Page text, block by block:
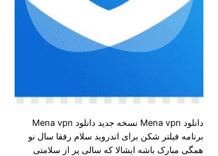
دانلود Mena vpn نسخه جدید دانلود Mena vpn
برنامه فیلتر شکن برای اندروید سلام رفقا سال نو
همگی مبارک باشه ایشالا که سالی پر از سلامتی